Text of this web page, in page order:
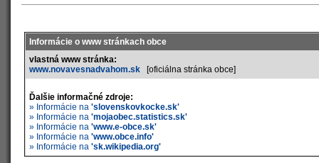
Informácie o www stránkach obce
vlastná www stránka:
www.novavesnadvahom.sk [oficiálna stránka obce]
Ďalšie informačné zdroje:
» Informácie na 'slovenskovkocke.sk'
» Informácie na 'mojaobec.statistics.sk'
» Informácie na 'www.e-obce.sk'
» Informácie na 'www.obce.info'
» Informácie na 'sk.wikipedia.org'